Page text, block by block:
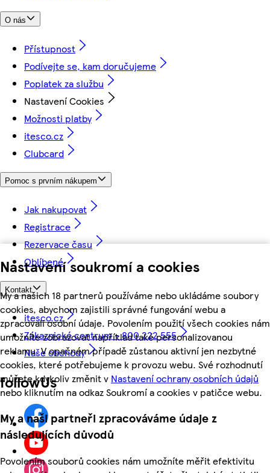
Nastavení soukromí a cookies
My a našich 18 partnerů používáme nebo ukládáme soubory
cookies, abychom zajistili správné fungování webu a
zpracovali osobní údaje. Povolením použití všech cookies nám
umožníte zobrazovat například také personalizovanou
reklamu. V opačném případě zůstanou aktivní jen nezbytné
cookies, které potřebujeme k provozu webu. Své rozhodnutí
můžete kdykoliv změnit v Nastavení ochrany osobních údajů
nebo kliknutím na odkaz Soukromí a cookies v patičce webu.
My a naši partneři zpracováváme údaje z
následujících důvodů
Povolením souborů cookies nám umožníte měřit efektivitu
O nás
Přístupnost
Podívejte se, kam doručujeme
Poplatek za službu
Nastavení Cookies
Možnosti platby
itesco.cz
Clubcard
Pomoc s prvním nákupem
Jak nakupovat
Registrace
Rezervace času
Oblíbené
Kontakt
itesco.cz
Zákaznické centrum - 800 222 555
Naše obchody
followUs